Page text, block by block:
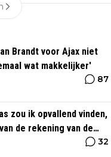
Brandt voor Ajax niet
wat makkelijker'
87
zou ik opvallend vinden,
de rekening van de
32